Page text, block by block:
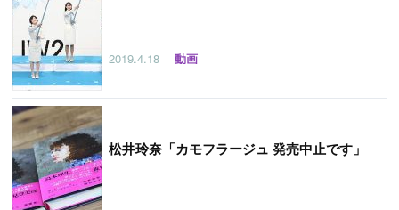
2019.4.18 動画
松井玲奈「カモフラージュ 発売中止です」